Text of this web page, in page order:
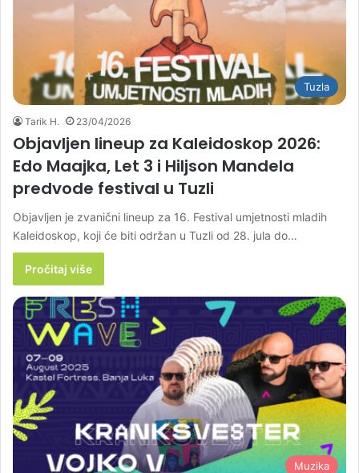
Tuzla
Tarik H. 23/04/2026
Objavljen lineup za Kaleidoskop 2026:
Edo Maajka, Let 3 i Hiljson Mandela
predvode festival u Tuzli
Objavljen je zvanični lineup za 16. Festival umjetnosti mladih
Kaleidoskop, koji će biti održan u Tuzli od 28. jula do…
Pročitaj više
Muzika